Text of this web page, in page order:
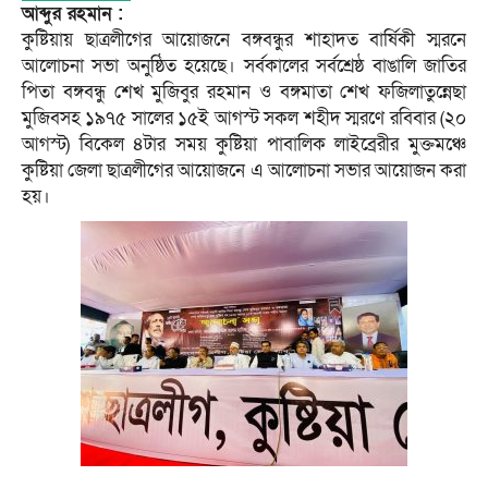
আব্দুর রহমান :
কুষ্টিয়ায় ছাত্রলীগের আয়োজনে বঙ্গবন্ধুর শাহাদত বার্ষিকী স্মরনে
আলোচনা সভা অনুষ্ঠিত হয়েছে। সর্বকালের সর্বশ্রেষ্ঠ বাঙালি জাতির
পিতা বঙ্গবন্ধু শেখ মুজিবুর রহমান ও বঙ্গমাতা শেখ ফজিলাতুন্নেছা
মুজিবসহ ১৯৭৫ সালের ১৫ই আগস্ট সকল শহীদ স্মরণে রবিবার (২০
আগস্ট) বিকেল ৪টার সময় কুষ্টিয়া পাবালিক লাইব্রেরীর মুক্তমঞ্চে
কুষ্টিয়া জেলা ছাত্রলীগের আয়োজনে এ আলোচনা সভার আয়োজন করা
হয়।